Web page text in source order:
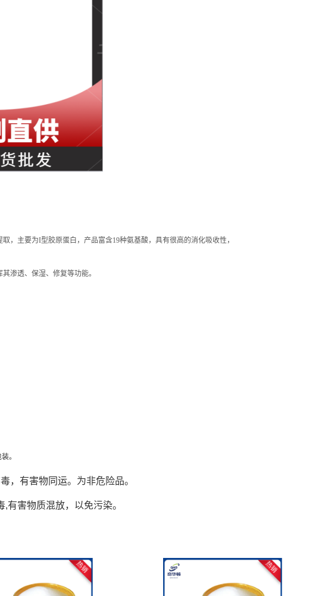
，主要为I型胶原蛋白，产品富含19种氨基酸，具有很高的消化吸收性，
渗透、保湿、修复等功能。
。
，有害物同运。为非危险品。
害物质混放，以免污染。